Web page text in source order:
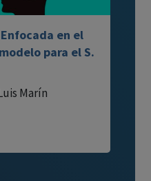
en el
para el S.
Marín